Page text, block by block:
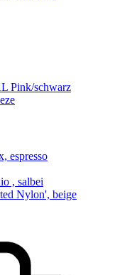
Pink/schwarz
espresso
, salbei
Nylon', beige